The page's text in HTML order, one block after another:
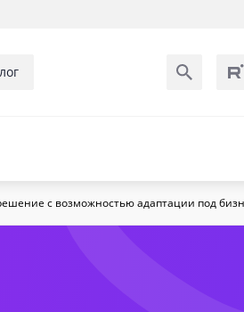
с возможностью адаптации под